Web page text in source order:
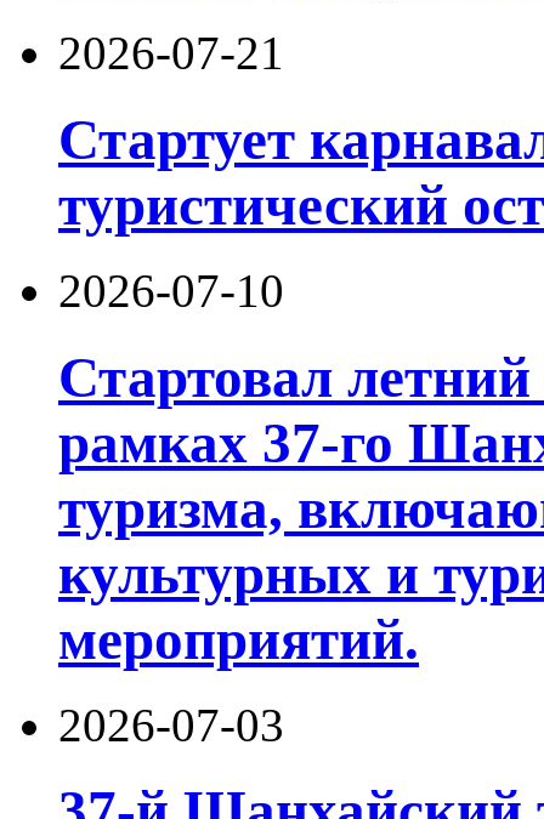
2026-07-21
Стартует
туристический
2026-07-10
Стартовал
рамках 37-го
туризма,
культурных и
мероприятий.
2026-07-03